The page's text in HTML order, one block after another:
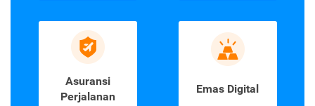
Asuransi
Perjalanan
Emas Digital